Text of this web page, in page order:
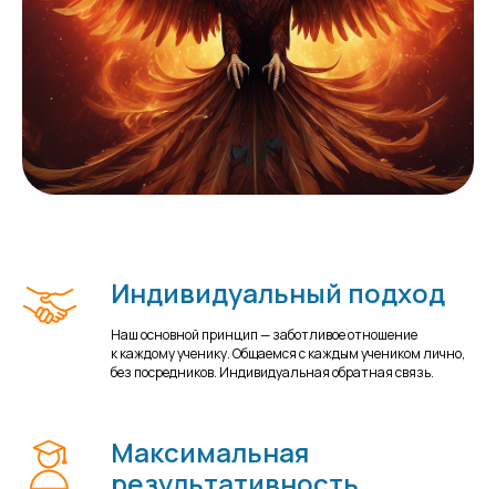
Индивидуальный подход
Наш основной принцип — заботливое отношение
к каждому ученику. Общаемся с каждым учеником лично,
без посредников. Индивидуальная обратная связь.
Максимальная